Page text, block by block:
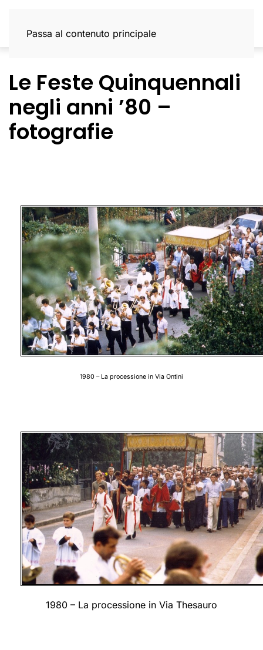
Passa al contenuto principale
Le Feste Quinquennali
negli anni ’80 –
fotografie
1980 – La processione in Via Ontini
1980 – La processione in Via Thesauro